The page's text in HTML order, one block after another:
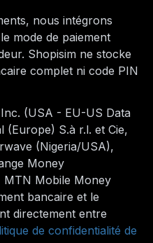
nous intégrons
mode de paiement
Shopisim ne stocke
complet ni code PIN
(USA - EU-US Data
(Europe) S.à r.l. et Cie,
(Nigeria/USA),
Money
MTN Mobile Money
bancaire et le
directement entre
de confidentialité de